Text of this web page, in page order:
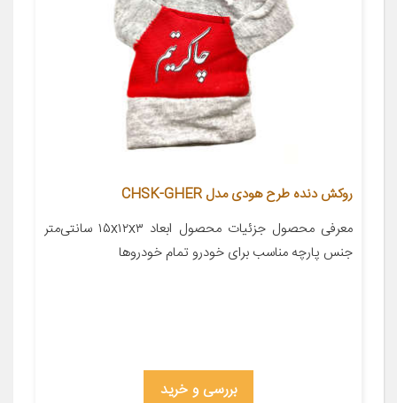
روکش دنده طرح هودی مدل CHSK-GHER
معرفی محصول جزئیات محصول ابعاد ۱۵x۱۲x۳ سانتی‌متر
جنس پارچه مناسب برای خودرو تمام خودروها
بررسی و خرید